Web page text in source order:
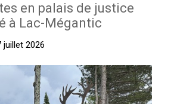
en palais de justice
à Lac-Mégantic
2026